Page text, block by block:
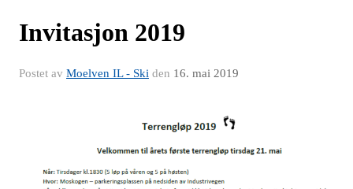
Invitasjon 2019
Postet av Moelven IL - Ski den 16. mai 2019